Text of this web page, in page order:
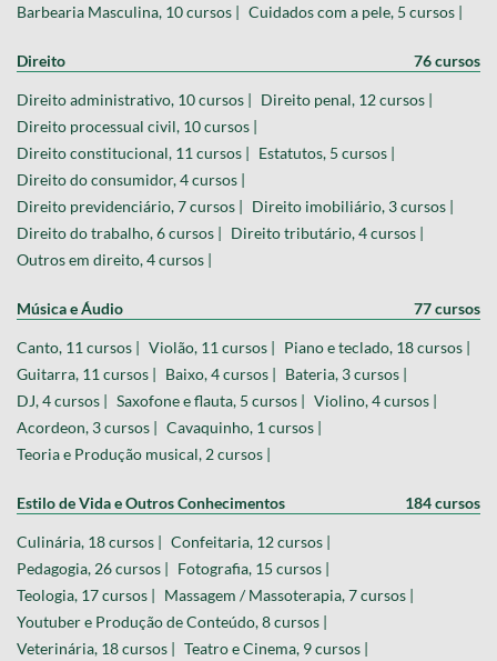
Barbearia Masculina, 10 cursos |
Cuidados com a pele, 5 cursos |
Direito 76 cursos
Direito administrativo, 10 cursos |
Direito penal, 12 cursos |
Direito processual civil, 10 cursos |
Direito constitucional, 11 cursos |
Estatutos, 5 cursos |
Direito do consumidor, 4 cursos |
Direito previdenciário, 7 cursos |
Direito imobiliário, 3 cursos |
Direito do trabalho, 6 cursos |
Direito tributário, 4 cursos |
Outros em direito, 4 cursos |
Música e Áudio 77 cursos
Canto, 11 cursos | Violão, 11 cursos |
Piano e teclado, 18 cursos |
Guitarra, 11 cursos |
Baixo, 4 cursos |
Bateria, 3 cursos |
DJ, 4 cursos |
Saxofone e flauta, 5 cursos |
Violino, 4 cursos |
Acordeon, 3 cursos |
Cavaquinho, 1 cursos |
Teoria e Produção musical, 2 cursos |
Estilo de Vida e Outros Conhecimentos 184 cursos
Culinária, 18 cursos |
Confeitaria, 12 cursos |
Pedagogia, 26 cursos |
Fotografia, 15 cursos |
Teologia, 17 cursos |
Massagem / Massoterapia, 7 cursos |
Youtuber e Produção de Conteúdo, 8 cursos |
Veterinária, 18 cursos |
Teatro e Cinema, 9 cursos |